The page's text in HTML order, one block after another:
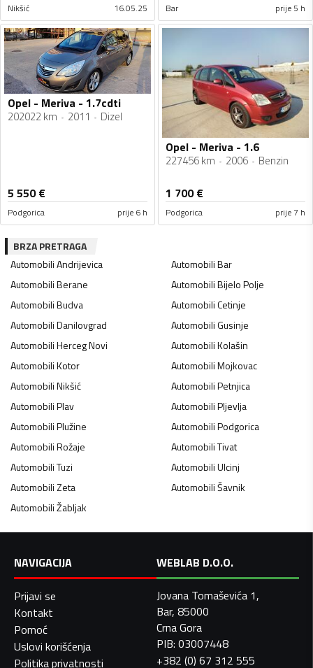
Nikšić 16.05.25 Bar prije 5 h
Opel - Meriva - 1.7cdti
202022 km 2011 Dizel
5 550€
Podgorica prije 6 h
Opel - Meriva - 1.6
227456 km 2006 Benzin
1 700€
Podgorica prije 7 h
BRZA PRETRAGA
AutomobiliAndrijevica AutomobiliBar
AutomobiliBerane AutomobiliBijelo Polje
AutomobiliBudva AutomobiliCetinje
AutomobiliDanilovgrad AutomobiliGusinje
AutomobiliHerceg Novi AutomobiliKolašin
AutomobiliKotor AutomobiliMojkovac
AutomobiliNikšić AutomobiliPetnjica
AutomobiliPlav AutomobiliPljevlja
AutomobiliPlužine AutomobiliPodgorica
AutomobiliRožaje AutomobiliTivat
AutomobiliTuzi AutomobiliUlcinj
AutomobiliZeta AutomobiliŠavnik
AutomobiliŽabljak
NAVIGACIJA
Prijavi se
Kontakt
Pomoć
Uslovi korišćenja
Politika privatnosti
WEBLAB D.O.O.
Jovana Tomaševića 1,
Bar, 85000
Crna Gora
PIB: 03007448
+382 (0) 67 312 555